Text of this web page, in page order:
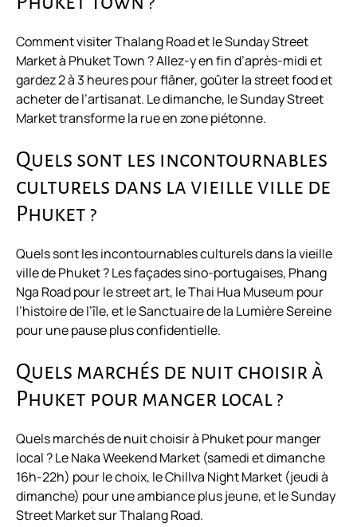
Comment visiter Thalang Road et le Sunday Street
Market à Phuket Town ? Allez-y en fin d’après-midi et
gardez 2 à 3 heures pour flâner, goûter la street food et
acheter de l’artisanat. Le dimanche, le Sunday Street
Market transforme la rue en zone piétonne.
Quels sont les incontournables
culturels dans la vieille ville de
Phuket ?
Quels sont les incontournables culturels dans la vieille
ville de Phuket ? Les façades sino-portugaises, Phang
Nga Road pour le street art, le Thai Hua Museum pour
l’histoire de l’île, et le Sanctuaire de la Lumière Sereine
pour une pause plus confidentielle.
Quels marchés de nuit choisir à
Phuket pour manger local ?
Quels marchés de nuit choisir à Phuket pour manger
local ? Le Naka Weekend Market (samedi et dimanche
16h-22h) pour le choix, le Chillva Night Market (jeudi à
dimanche) pour une ambiance plus jeune, et le Sunday
Street Market sur Thalang Road.